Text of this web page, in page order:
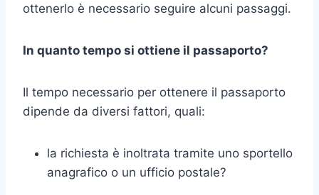
ottenerlo è necessario seguire alcuni passaggi.
In quanto tempo si ottiene il passaporto?
Il tempo necessario per ottenere il passaporto
dipende da diversi fattori, quali:
la richiesta è inoltrata tramite uno sportello
anagrafico o un ufficio postale?